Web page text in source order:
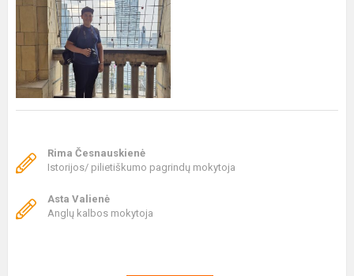
Rima Česnauskienė
Istorijos/ pilietiškumo pagrindų mokytoja
Asta Valienė
Anglų kalbos mokytoja